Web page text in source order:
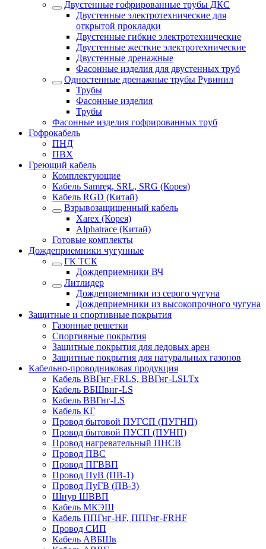
Двустенные гофрированные трубы ДКС
Двустенные электротехнические для
открытой прокладки
Двустенные гибкие электротехнические
Двустенные жесткие электротехнические
Двустенные дренажные
Фасонные изделия для двустенных труб
Одностенные дренажные трубы Рувинил
Трубы
Фасонные изделия
Трубы
Фасонные изделия гофрированных труб
Гофрокабель
ПНД
ПВХ
Греющий кабель
Комплектующие
Кабель Samreg, SRL, SRG (Корея)
Кабель RGD (Китай)
Взрывозащищенный кабель
Xarex (Корея)
Alphatrace (Китай)
Готовые комплекты
Дождеприемники чугунные
ГК ТСК
Дождеприемники ВЧ
Литлидер
Дождеприемники из серого чугуна
Дождеприемники из высокопрочного чугуна
Защитные и спортивные покрытия
Газонные решетки
Спортивные покрытия
Защитные покрытия для ледовых арен
Защитные покрытия для натуральных газонов
Кабельно-проводниковая продукция
Кабель ВВГнг-FRLS, ВВГнг-LSLTx
Кабель ВБШвнг-LS
Кабель ВВГнг-LS
Кабель КГ
Провод бытовой ПУГСП (ПУГНП)
Провод бытовой ПУСП (ПУНП)
Провод нагревательный ПНСВ
Провод ПВС
Провод ПГВВП
Провод ПуВ (ПВ-1)
Провод ПуГВ (ПВ-3)
Шнур ШВВП
Кабель МКЭШ
Кабель ППГнг-HF, ППГнг-FRHF
Провод СИП
Кабель АВБШв